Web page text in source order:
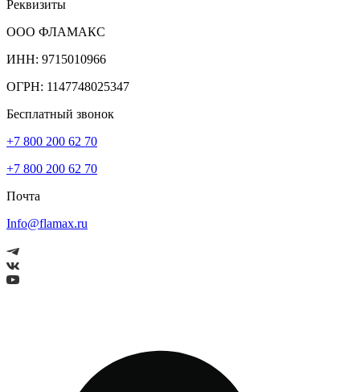
Реквизиты
ООО ФЛАМАКС
ИНН: 9715010966
ОГРН: 1147748025347
Бесплатный звонок
+7 800 200 62 70
+7 800 200 62 70
Почта
Info@flamax.ru